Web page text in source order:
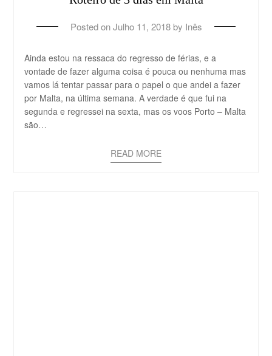
Posted onJulho 11, 2018by Inês
Ainda estou na ressaca do regresso de férias, e a
vontade de fazer alguma coisa é pouca ou nenhuma mas
vamos lá tentar passar para o papel o que andei a fazer
por Malta, na última semana. A verdade é que fui na
segunda e regressei na sexta, mas os voos Porto – Malta
são…
READ MORE